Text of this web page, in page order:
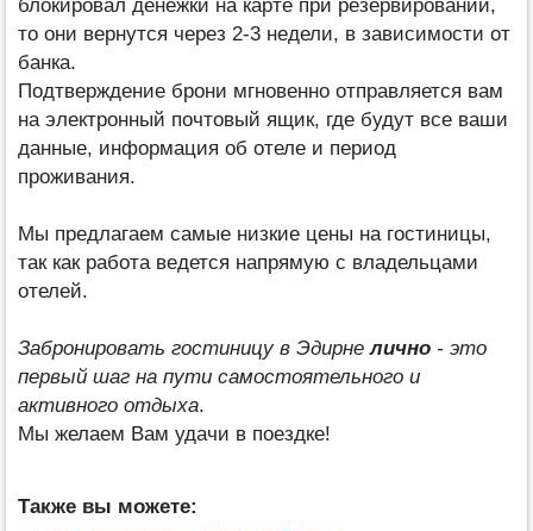
блокировал денежки на карте при резервировании,
то они вернутся через 2-3 недели, в зависимости от
банка.
Подтверждение брони мгновенно отправляется вам
на электронный почтовый ящик, где будут все ваши
данные, информация об отеле и период
проживания.
Мы предлагаем самые низкие цены на гостиницы,
так как работа ведется напрямую с владельцами
отелей.
Забронировать гостиницу в Эдирнелично - это
первый шаг на пути самостоятельного и
активного отдыха.
Мы желаем Вам удачи в поездке!
Также вы можете: